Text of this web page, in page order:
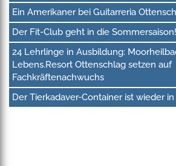
Ein Amerikaner bei Guitarreria
Der Fit-Club geht in die Sommersaison!
24 Lehrlinge in Ausbildung:
Lebens.Resort Ottenschlag setzen auf
Fachkräftenachwuchs
Der Tierkadaver-Container ist wieder